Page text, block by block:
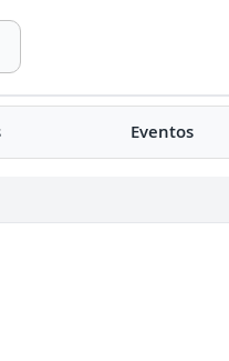
Eventos